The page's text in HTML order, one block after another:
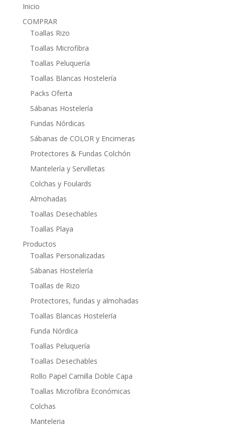
Inicio
COMPRAR
Toallas Rizo
Toallas Microfibra
Toallas Peluquería
Toallas Blancas Hostelería
Packs Oferta
Sábanas Hostelería
Fundas Nórdicas
Sábanas de COLOR y Encimeras
Protectores & Fundas Colchón
Mantelería y Servilletas
Colchas y Foulards
Almohadas
Toallas Desechables
Toallas Playa
Productos
Toallas Personalizadas
Sábanas Hostelería
Toallas de Rizo
Protectores, fundas y almohadas
Toallas Blancas Hostelería
Funda Nórdica
Toallas Peluquería
Toallas Desechables
Rollo Papel Camilla Doble Capa
Toallas Microfibra Económicas
Colchas
Manteleria